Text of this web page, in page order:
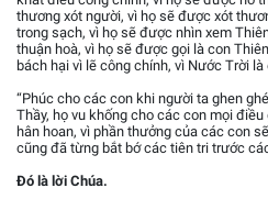
thương xót người, vì họ sẽ được xót
trong sạch, vì họ sẽ được nhìn xem
thuận hoà, vì họ sẽ được gọi là con
bách hại vì lẽ công chính, vì Nước Trời là
“Phúc cho các con khi người ta ghen
Thầy, họ vu khống cho các con mọi
hân hoan, vì phần thưởng của các con
cũng đã từng bắt bớ các tiên tri trước
Đó là lời Chúa.